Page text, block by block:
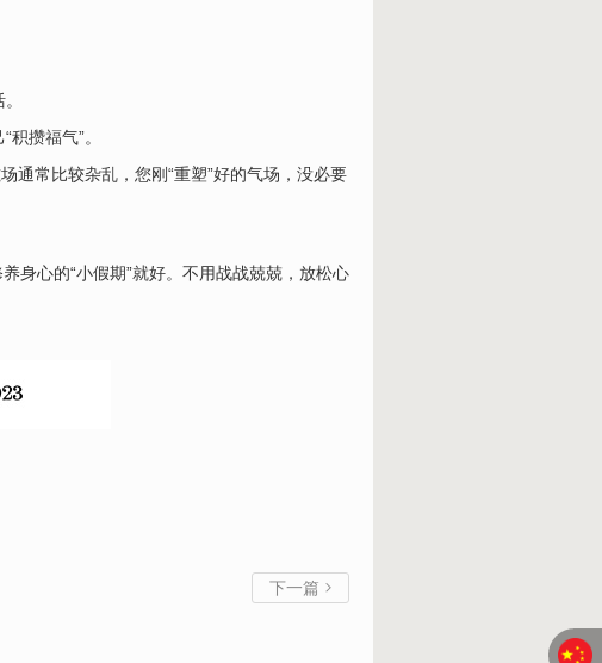
积攒福气”。
通常比较杂乱，您刚“重塑”好的气场，没必要
身心的“小假期”就好。不用战战兢兢，放松心
下一篇 